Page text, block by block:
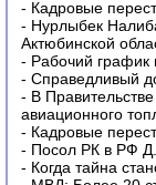
- Кадровые
- Нурлыбек
Актюбинской
- Рабочий график
- Справедливый
- В
авиационного
- Кадровые
- Посол РК в РФ
- Когда тайна